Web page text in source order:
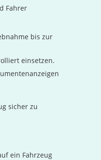
Fahrer
bis zur
einsetzen.
sicher zu
ein Fahrzeug